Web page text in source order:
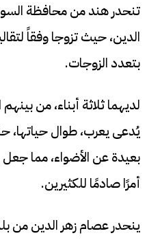
تنحدر هند من محافظة
الدين، حيث تزوجا وفقاً
بتعدد الزوجات.
لديهما ثلاثة أبناء، من
يُدعى يعرب، طوال
بعيدة عن الأضواء، مما
أمرًا صادمًا للكثيرين.
ينحدر عصام زهر الدين من